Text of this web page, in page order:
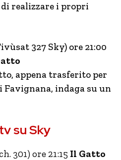
realizzare i propri
327 Sky) ore 21:00
appena trasferito per
Favignana, indaga su un
su Sky
301) ore 21:15 Il Gatto